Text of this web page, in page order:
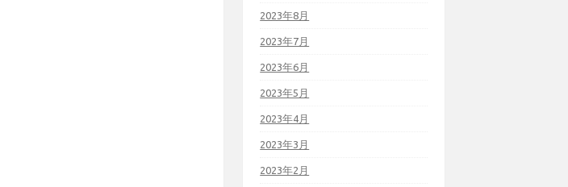
2023年8月
2023年7月
2023年6月
2023年5月
2023年4月
2023年3月
2023年2月